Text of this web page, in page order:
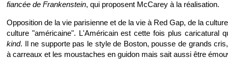
fiancée de Frankenstein, qui proposent McCarey à la réalisation.
Opposition de la vie parisienne et de la vie à Red Gap, de la
culture "américaine". L'Américain est cette fois plus caricatural
kind. Il ne supporte pas le style de Boston, pousse de grands
à carreaux et les moustaches en guidon mais sait aussi être